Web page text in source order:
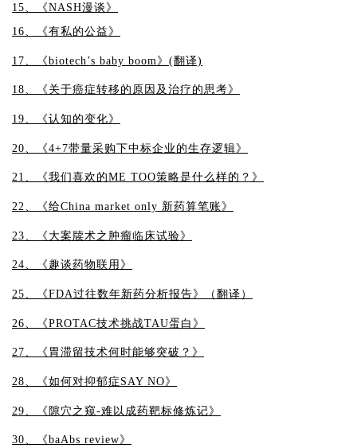
15、《NASH漫谈》
16、《有私的公益》
17、《biotech’s baby boom》(翻译)
18、《关于癌症转移的原因及治疗的思考》
19、《认知的变化》
20、《4+7带量采购下中标企业的生存逻辑》
21、《我们喜欢的ME TOO策略是什么样的？》
22、《给China market only 新药算笔账》
23、《 大案牍术之肿瘤临床试验》
24、《趣谈药物联用》
25、《FDA过往数年新药分析报告》（翻译）
26、《PROTAC技术挑战TAU蛋白》
27、《胃滞留技术何时能够突破？ 》
28、《如何对抑郁症SAY NO》
29、《隙穴之窥-难以成药靶标修炼记》
30、《baAbs review》